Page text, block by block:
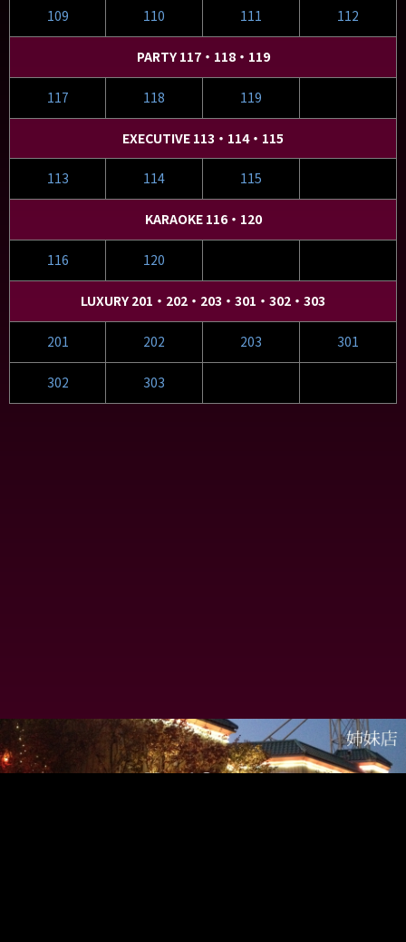
109 110 111 112
PARTY 117・118・119
117 118 119
EXECUTIVE 113・114・115
113 114 115
KARAOKE 116・120
116 120
LUXURY 201・202・203・301・302・303
201 202 203 301
302 303